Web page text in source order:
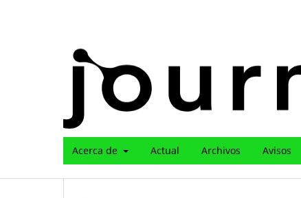
Acerca de Actual Archivos Avisos